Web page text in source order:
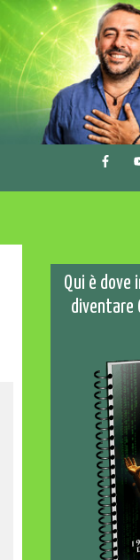
Qui è dove
diventare